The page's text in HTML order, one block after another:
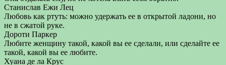
Станислав Ежи Лец
Любовь как ртуть: можно удержать ее в открытой ладони, но
не в сжатой руке.
Дороти Паркер
Любите женщину такой, какой вы ее сделали, или сделайте ее
такой, какой вы ее любите.
Хуана де ла Крус